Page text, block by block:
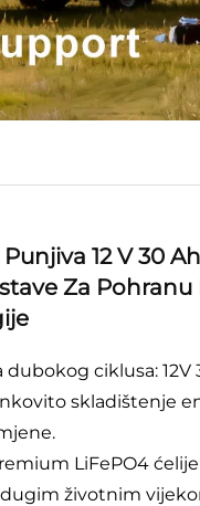
12 V 30
Za Pohranu
dubokog ciklusa: 12V
skladištenje
LiFePO4
životnim